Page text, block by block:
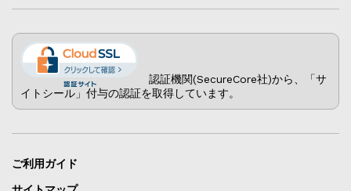
認証機関(SecureCore社)から、「サ
イトシール」付与の認証を取得しています。
ご利用ガイド